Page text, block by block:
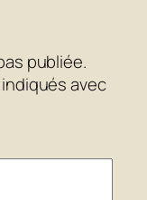
publiée.
avec